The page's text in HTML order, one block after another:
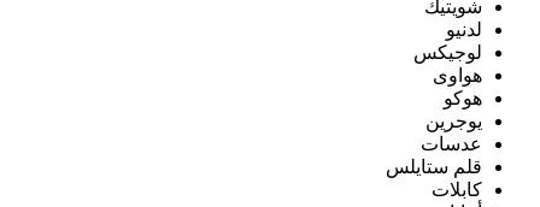
شويتيك
لدنيو
لوجيكس
هواوى
هوكو
يوجرين
عدسات
قلم ستايلس
كابلات